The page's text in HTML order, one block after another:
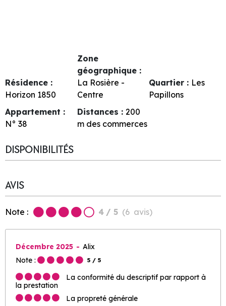
Résidence :
Horizon 1850
Zone
géographique :
La Rosière -
Centre
Quartier : Les
Papillons
Appartement :
N° 38
Distances : 200
m des commerces
DISPONIBILITÉS
AVIS
Note : 4 / 5 (6 avis)
Décembre 2025
Alix
Note :
5 / 5
La conformité du descriptif par rapport à
la prestation
La propreté générale